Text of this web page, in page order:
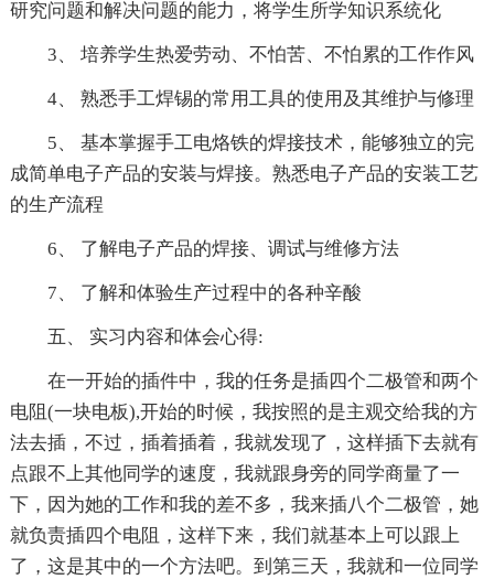
研究问题和解决问题的能力，将学生所学知识系统化
3、 培养学生热爱劳动、不怕苦、不怕累的工作作风
4、 熟悉手工焊锡的常用工具的使用及其维护与修理
5、 基本掌握手工电烙铁的焊接技术，能够独立的完
成简单电子产品的安装与焊接。熟悉电子产品的安装工艺
的生产流程
6、 了解电子产品的焊接、调试与维修方法
7、 了解和体验生产过程中的各种辛酸
五、 实习内容和体会心得:
在一开始的插件中，我的任务是插四个二极管和两个
电阻(一块电板),开始的时候，我按照的是主观交给我的方
法去插，不过，插着插着，我就发现了，这样插下去就有
点跟不上其他同学的速度，我就跟身旁的同学商量了一
下，因为她的工作和我的差不多，我来插八个二极管，她
就负责插四个电阻，这样下来，我们就基本上可以跟上
了，这是其中的一个方法吧。到第三天，我就和一位同学